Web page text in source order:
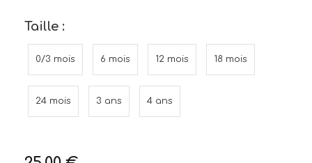
Taille :
0/3 mois 6 mois 12 mois 18 mois
24 mois 3 ans 4 ans